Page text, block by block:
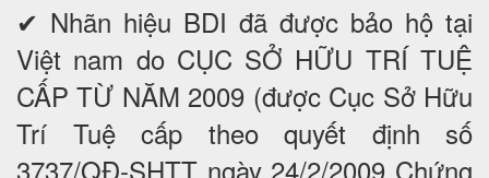
✔ Nhãn hiệu BDI đã được bảo hộ tại
Việt nam do CỤC SỞ HỮU TRÍ TUỆ
CẤP TỪ NĂM 2009 (được Cục Sở Hữu
Trí Tuệ cấp theo quyết định số
3737/QĐ-SHTT ngày 24/2/2009 Chứng